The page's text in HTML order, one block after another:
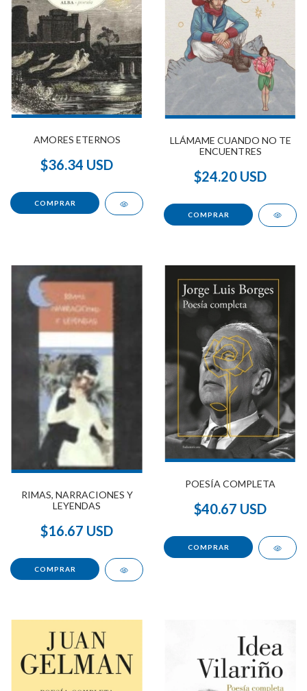
AMORES ETERNOS
$36.34 USD
LLÁMAME CUANDO NO TE
ENCUENTRES
$24.20 USD
RIMAS, NARRACIONES Y
LEYENDAS
$16.67 USD
POESÍA COMPLETA
$40.67 USD